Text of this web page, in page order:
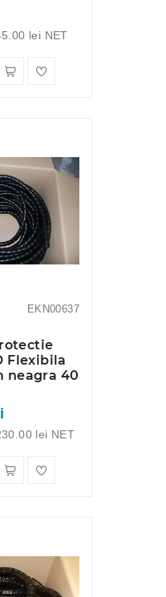
lei NET
EKN00637
Flexibila
neagra 40
lei NET